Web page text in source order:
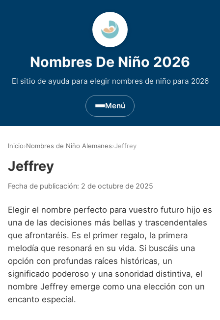
Nombres De Niño 2026
El sitio de ayuda para elegir nombres de niño para 2026
Menú
Nombres de niño que empiezan por B
Nombres de niño que empiezan por D
Nombres de niño que empiezan por E
Nombres de niño que empiezan por F
Nombres de niño que empiezan por G
Nombres de niño que empiezan por H
Nombres de Niño Asturianos
Nombres de Niño Baleares
Nombres de Niño Cantabros
Nombres de Niño Castellanos
Nombres de Niño Celtas
Nombres de Niño Egipcios
Nombres de Niño Griegos
Nombres de Niño Mitologicos
Nombres de Niño Romanos
Nombres de Niño Alemanes
Nombres de Niño Americanos
Nombres de Niño Arabes
Nombres de Niño Chinos
Nombres de Niño Franceses
Buscar
Inicio›Nombres de Niño Alemanes›Jeffrey
Jeffrey
Fecha de publicación: 2 de octubre de 2025
Elegir el nombre perfecto para vuestro futuro hijo es
una de las decisiones más bellas y trascendentales
que afrontaréis. Es el primer regalo, la primera
melodía que resonará en su vida. Si buscáis una
opción con profundas raíces históricas, un
significado poderoso y una sonoridad distintiva, el
nombre Jeffrey emerge como una elección con un
encanto especial.